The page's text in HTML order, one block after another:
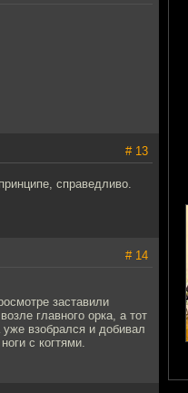
# 13
справедливо.
# 14
заставили
главного орка, а тот
взобрался и добивал
с когтями.